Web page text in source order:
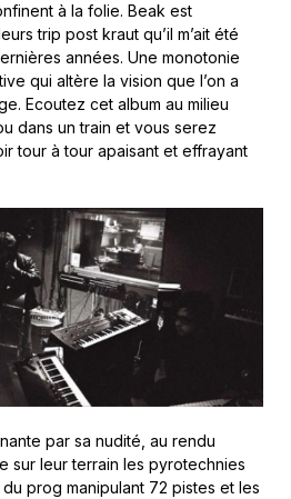
à la folie. Beak est
trip post kraut qu’il m’ait été
années. Une monotonie
qui altère la vision que l’on a
Ecoutez cet album au milieu
dans un train et vous serez
tour à tour apaisant et effrayant
par sa nudité, au rendu
sur leur terrain les pyrotechnies
prog manipulant 72 pistes et les